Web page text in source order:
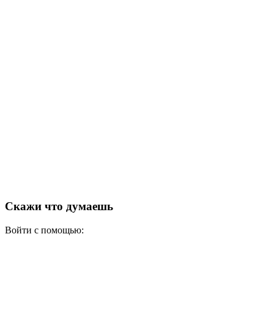
Скажи что думаешь
Войти с помощью: